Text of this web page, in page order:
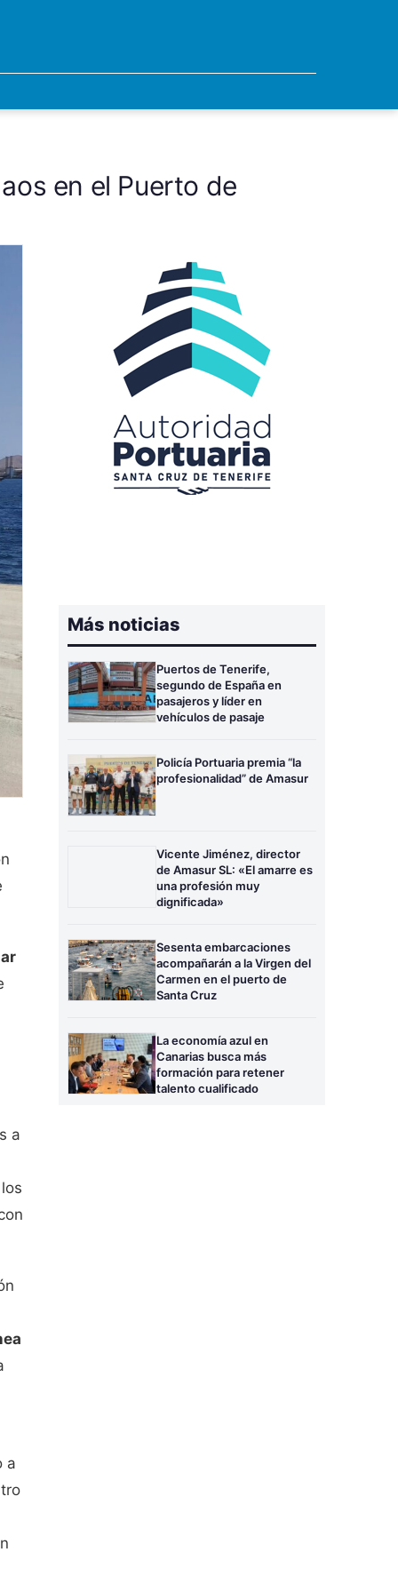
en el Puerto de
a
a
Más noticias
Puertos de Tenerife,
segundo de España en
pasajeros y líder en
vehículos de pasaje
Policía Portuaria premia “la
profesionalidad” de Amasur
Vicente Jiménez, director
de Amasur SL: «El amarre es
una profesión muy
dignificada»
Sesenta embarcaciones
acompañarán a la Virgen del
Carmen en el puerto de
Santa Cruz
La economía azul en
Canarias busca más
formación para retener
talento cualificado